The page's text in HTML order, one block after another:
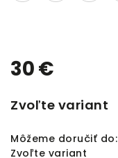
30 €
Zvoľte variant
Môžeme doručiť do:
Zvoľte variant